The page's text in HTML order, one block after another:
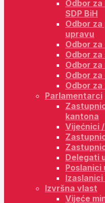
Odbor
SDP BiH
Odbor
upravu
Odbor za
Odbor
Odbor
Odbor
Odbor
Parlamentarci
kantona
Vijećnici
Delegati
Poslanici
Izaslanici
Izvršna vlast
Vijeće